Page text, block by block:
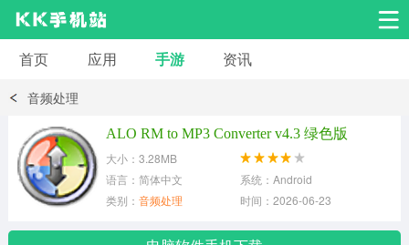
安卓应用
小说漫画
首页 应用 手游 资讯
音频处理
ALO RM to MP3 Converter v4.3 绿色版
大小：3.28MB
语言：简体中文
系统：Android
类别： 音频处理 时间：2026-06-23